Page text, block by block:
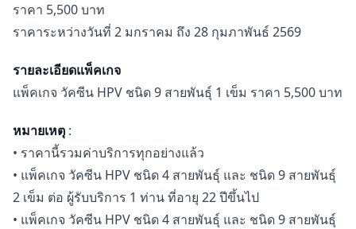
ราคา 5,500 บาท
ราคาระหว่างวันที่ 2 มกราคม ถึง 28 กุมภาพันธ์ 2569
รายละเอียดแพ็คเกจ
แพ็คเกจ วัคซีน HPV ชนิด 9 สายพันธุ์ 1 เข็ม ราคา 5,500 บาท
หมายเหตุ :
• ราคานี้รวมค่าบริการทุกอย่างแล้ว
• แพ็คเกจ วัคซีน HPV ชนิด 4 สายพันธุ์ และ ชนิด 9 สายพันธุ์
2 เข็ม ต่อ ผู้รับบริการ 1 ท่าน ที่อายุ 22 ปีขึ้นไป
• แพ็คเกจ วัคซีน HPV ชนิด 4 สายพันธุ์ และ ชนิด 9 สายพันธุ์